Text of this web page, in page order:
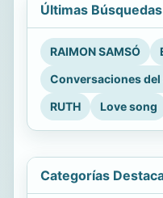
Últimas Búsquedas
RAIMON SAMSÓ
Conversaciones
RUTH
Love song
Categorías